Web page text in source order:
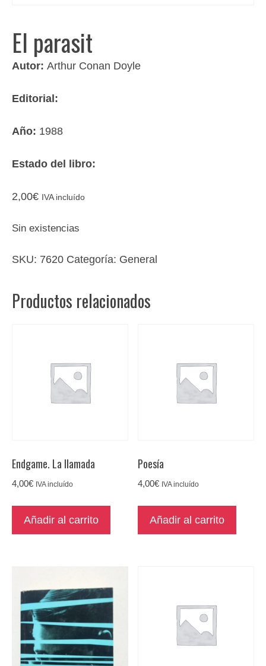
El parasit
Autor: Arthur Conan Doyle
Editorial:
Año: 1988
Estado del libro:
2,00€ IVA incluído
Sin existencias
SKU: 7620 Categoría: General
Productos relacionados
Endgame. La llamada
4,00€ IVA incluído
Añadir al carrito
Poesía
4,00€ IVA incluído
Añadir al carrito